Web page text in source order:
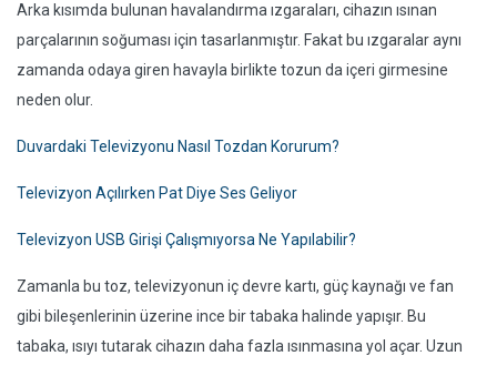
Arka kısımda bulunan havalandırma ızgaraları, cihazın ısınan
parçalarının soğuması için tasarlanmıştır. Fakat bu ızgaralar aynı
zamanda odaya giren havayla birlikte tozun da içeri girmesine
neden olur.
Duvardaki Televizyonu Nasıl Tozdan Korurum?
Televizyon Açılırken Pat Diye Ses Geliyor
Televizyon USB Girişi Çalışmıyorsa Ne Yapılabilir?
Zamanla bu toz, televizyonun iç devre kartı, güç kaynağı ve fan
gibi bileşenlerinin üzerine ince bir tabaka halinde yapışır. Bu
tabaka, ısıyı tutarak cihazın daha fazla ısınmasına yol açar. Uzun